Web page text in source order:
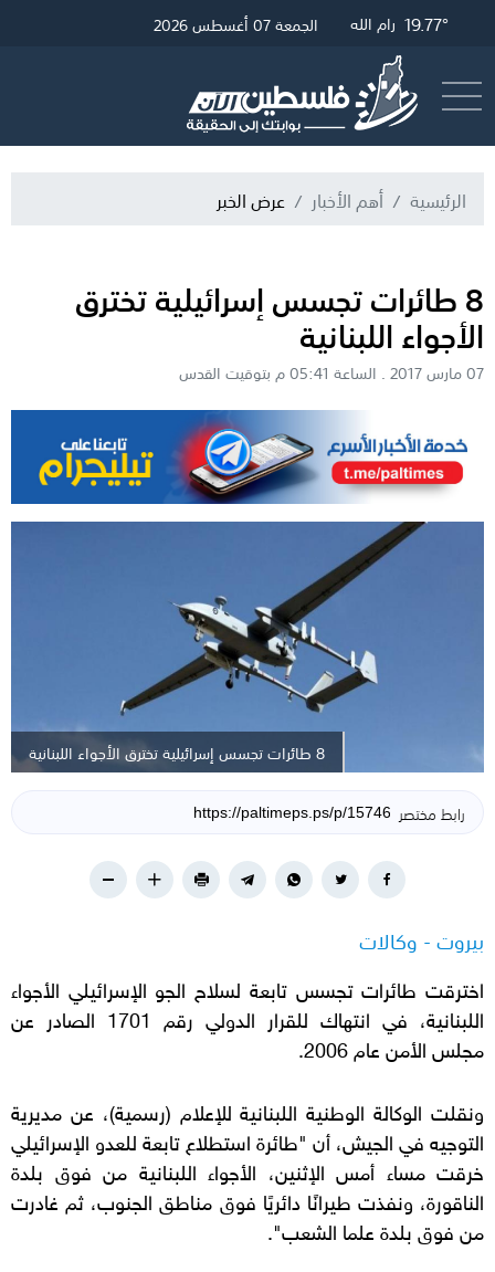
25.64° غزة 20.01° القدس 19.77° رام الله الجمعة 07 أغسطس 2026
الرئيسية أهم الأخبار عرض الخبر
8 طائرات تجسس إسرائيلية تخترق
الأجواء اللبنانية
07 مارس 2017 . الساعة 05:41 م بتوقيت القدس
8 طائرات تجسس إسرائيلية تخترق الأجواء اللبنانية
رابط مختصر
بيروت - وكالات
اخترقت طائرات تجسس تابعة لسلاح الجو الإسرائيلي الأجواء
اللبنانية، في انتهاك للقرار الدولي رقم 1701 الصادر عن
مجلس الأمن عام 2006.
ونقلت الوكالة الوطنية اللبنانية للإعلام (رسمية)، عن مديرية
التوجيه في الجيش، أن "طائرة استطلاع تابعة للعدو الإسرائيلي
خرقت مساء أمس الإثنين، الأجواء اللبنانية من فوق بلدة
الناقورة، ونفذت طيرانًا دائريًا فوق مناطق الجنوب، ثم غادرت
من فوق بلدة علما الشعب".